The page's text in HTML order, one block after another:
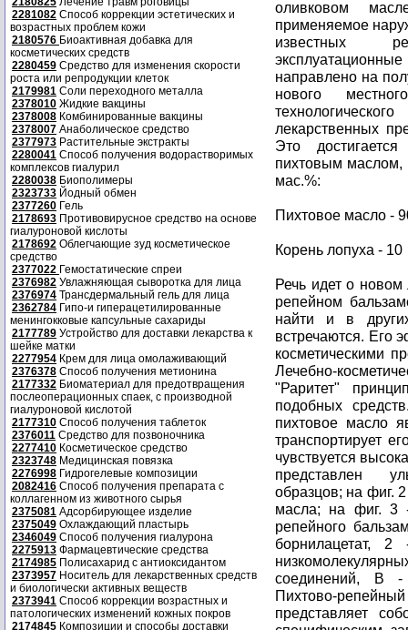
2281082 Способ коррекции эстетических и
возрастных проблем кожи
2180576 Биоактивная добавка для
косметических средств
2280459 Средство для изменения скорости
роста или репродукции клеток
2179981 Соли переходного металла
2378010 Жидкие вакцины
2378008 Комбинированные вакцины
2378007 Анаболическое средство
2377973 Растительные экстракты
2280041 Способ получения водорастворимых
комплексов гиалурил
2280038 Биополимеры
2323733 Йодный обмен
2377260 Гель
2178693 Противовирусное средство на основе
гиалуроновой кислоты
2178692 Облегчающие зуд косметическое
средство
2377022 Гемостатические спреи
2376982 Увлажняющая сыворотка для лица
2376974 Трансдермальный гель для лица
2362784 Гипо-и гиперацетилированные
менингокковые капсульные сахариды
2177789 Устройство для доставки лекарства к
шейке матки
2277954 Крем для лица омолаживающий
2376378 Способ получения метионина
2177332 Биоматериал для предотвращения
послеоперационных спаек, с производной
гиалуроновой кислотой
2177310 Способ получения таблеток
2376011 Средство для позвоночника
2277410 Косметическое средство
2323748 Медицинская повязка
2276998 Гидрогелевые композиции
2082416 Способ получения препарата с
коллагенном из животного сырья
2375081 Адсорбирующее изделие
2375049 Охлаждающий пластырь
2346049 Способ получения гиалурона
2275913 Фармацевтические средства
2174985 Полисахарид с антиоксидантом
2373957 Носитель для лекарственных средств
и биологически активных веществ
2373941 Способ коррекции возрастных и
патологических изменений кожных покров
2174845 Композиции и способы доставки
оливковом
применяемое
известных
направлено на
нового
лекарственных
Это
пихтовым маслом,
мас.%:
Пихтовое масло -
Корень лопуха - 10
Речь идет о новом
репейном
найти и в
встречаются. Его
косметическими
Лечебно-
"Раритет"
подобных
пихтовое масло
транспортирует
чувствуется
представлен
образцов; на фиг.
масла; на фиг. 3 -
репейного
борнилацетат,
соединений, В -
Пихтово-
представляет